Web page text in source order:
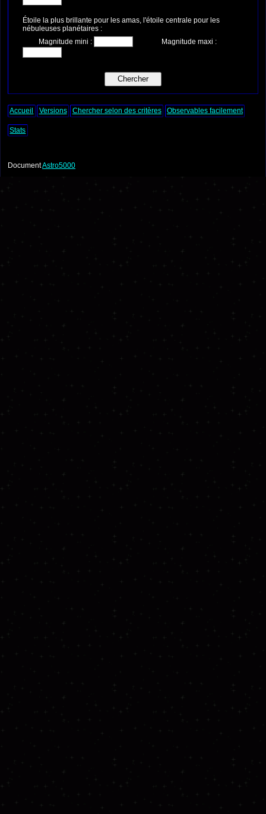
Étoile la plus brillante pour les amas, l'étoile centrale pour les
nébuleuses planétaires :
Magnitude mini :
Magnitude maxi :
Accueil Versions Chercher selon des critères Observables facilement
Stats
DocumentAstro5000